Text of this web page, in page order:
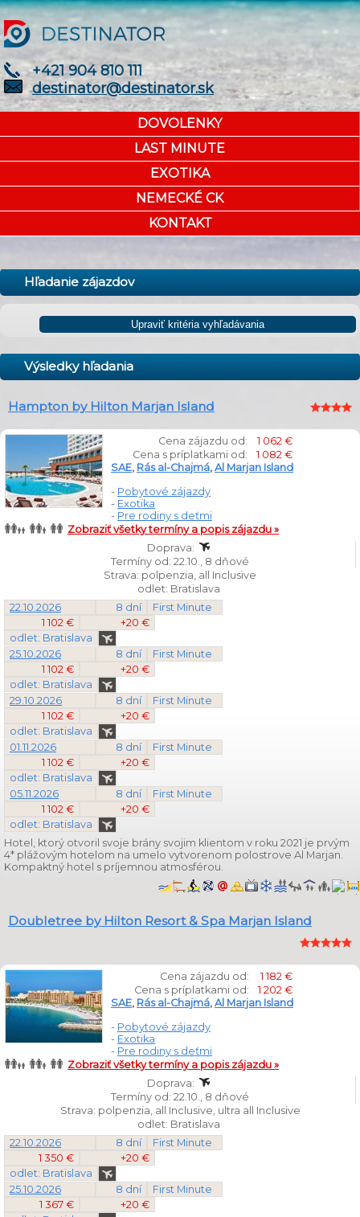
+421 904 810 111
destinator@destinator.sk
DOVOLENKY
LAST MINUTE
EXOTIKA
NEMECKÉ CK
KONTAKT
Hľadanie zájazdov
Výsledky hľadania
Hampton by Hilton Marjan Island
Cena zájazdu od:
1 062 €
Cena s príplatkami od:
1 082 €
SAE, Rás al-Chajmá, Al Marjan Island
- Pobytové zájazdy
- Exotika
- Pre rodiny s deťmi
Zobraziť všetky termíny a popis zájazdu »
Doprava:
Termíny od: 22.10., 8 dňové
Strava: polpenzia, all Inclusive
odlet: Bratislava
22.10.2026
8 dní
First Minute
1 102 €
+20 €
odlet: Bratislava
25.10.2026
8 dní
First Minute
1 102 €
+20 €
odlet: Bratislava
29.10.2026
8 dní
First Minute
1 102 €
+20 €
odlet: Bratislava
01.11.2026
8 dní
First Minute
1 102 €
+20 €
odlet: Bratislava
05.11.2026
8 dní
First Minute
1 102 €
+20 €
odlet: Bratislava
Hotel, ktorý otvoril svoje brány svojim klientom v roku 2021 je prvým
4* plážovým hotelom na umelo vytvorenom polostrove Al Marjan.
Kompaktný hotel s príjemnou atmosférou.
Doubletree by Hilton Resort & Spa Marjan Island
Cena zájazdu od:
1 182 €
Cena s príplatkami od:
1 202 €
SAE, Rás al-Chajmá, Al Marjan Island
- Pobytové zájazdy
- Exotika
- Pre rodiny s deťmi
Zobraziť všetky termíny a popis zájazdu »
Doprava:
Termíny od: 22.10., 8 dňové
Strava: polpenzia, all Inclusive, ultra all Inclusive
odlet: Bratislava
22.10.2026
8 dní
First Minute
1 350 €
+20 €
odlet: Bratislava
25.10.2026
8 dní
First Minute
1 367 €
+20 €